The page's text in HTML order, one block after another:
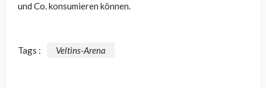
und Co. konsumieren können.
Tags : Veltins-Arena